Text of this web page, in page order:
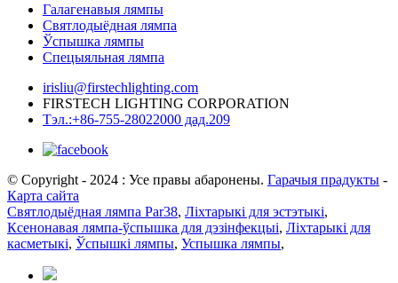
Галагенавыя лямпы
Святлодыёдная лямпа
Ўспышка лямпы
Спецыяльная лямпа
irisliu@firstechlighting.com
FIRSTECH LIGHTING CORPORATION
Тэл.:+86-755-28022000 дад.209
© Copyright - 2024 : Усе правы абаронены. Гарачыя прадукты -
Карта сайта
Святлодыёдная лямпа Par38, Ліхтарыкі для эстэтыкі,
Ксенонавая лямпа-ўспышка для дэзінфекцыі, Ліхтарыкі для
касметыкі, Ўспышкі лямпы, Успышка лямпы,